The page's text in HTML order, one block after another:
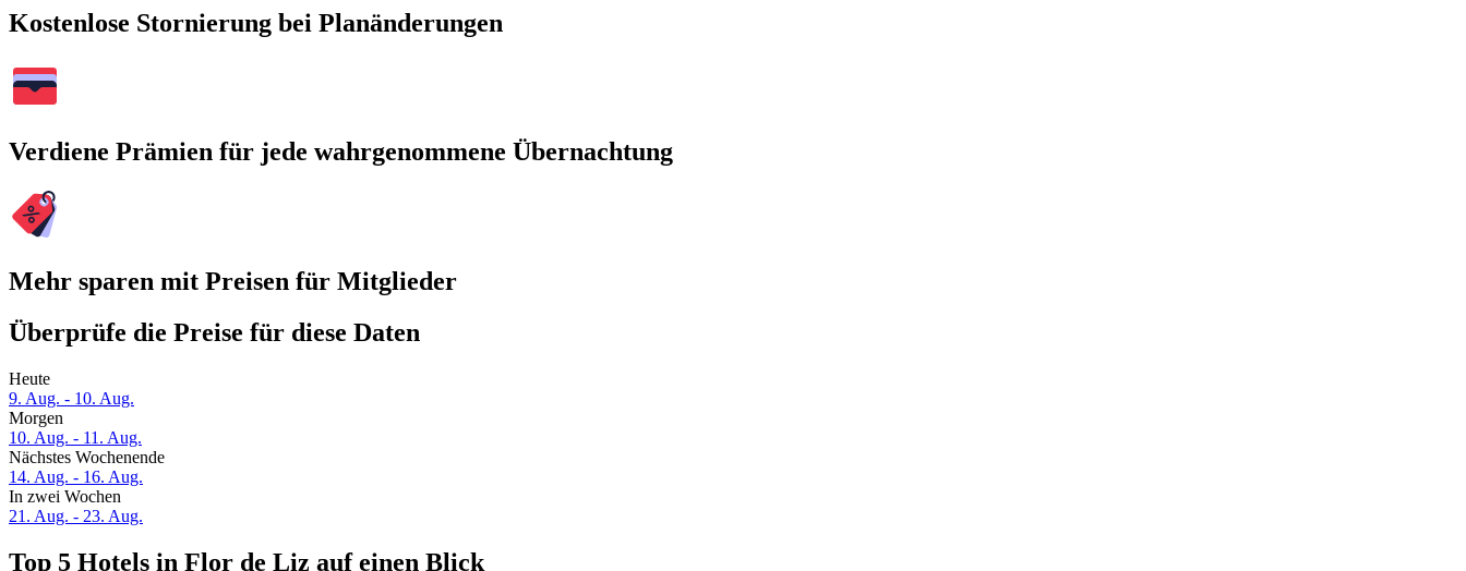
Kostenlose Stornierung bei Planänderungen
Verdiene Prämien für jede wahrgenommene Übernachtung
Mehr sparen mit Preisen für Mitglieder
Überprüfe die Preise für diese Daten
Heute
9. Aug. - 10. Aug.
Morgen
10. Aug. - 11. Aug.
Nächstes Wochenende
14. Aug. - 16. Aug.
In zwei Wochen
21. Aug. - 23. Aug.
Top 5 Hotels in Flor de Liz auf einen Blick